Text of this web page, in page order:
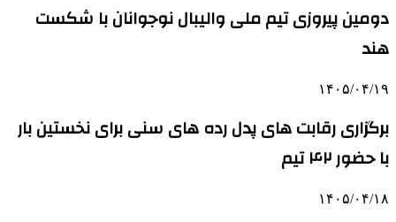
دومین پیروزی تیم ملی والیبال نوجوانان با شکست
هند
۱۴۰۵/۰۴/۱۹
برگزاری رقابت های پدل رده های سنی برای نخستین بار
با حضور ۴۲ تیم
۱۴۰۵/۰۴/۱۸